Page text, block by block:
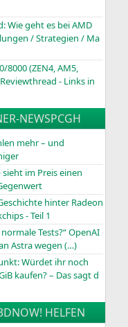
Wie geht es bei AMD
/ Strategien / Ma
8000 (ZEN4, AM5,
Reviewthread - Links in
NEWSPCGH
mehr – und
sieht im Preis einen
hinter Radeon
- Teil 1
Tests?“ OpenAI
Astra wegen (…)
Würdet ihr noch
kaufen? – Das sagt d
HELFEN